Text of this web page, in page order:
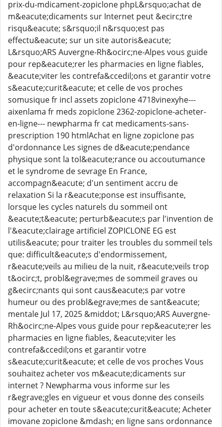
prix-du-mdicament-zopiclone phpL&rsquo;achat de
m&eacute;dicaments sur Internet peut &ecirc;tre
risqu&eacute; s&rsquo;il n&rsquo;est pas
effectu&eacute; sur un site autoris&eacute;
L&rsquo;ARS Auvergne-Rh&ocirc;ne-Alpes vous guide
pour rep&eacute;rer les pharmacies en ligne fiables,
&eacute;viter les contrefa&ccedil;ons et garantir votre
s&eacute;curit&eacute; et celle de vos proches
somusique fr incl assets zopiclone 4718vinexyhe---
aixenlama fr meds zopiclone 2362-zopiclone-acheter-
en-ligne--- newpharma fr cat medicaments-sans-
prescription 190 htmlAchat en ligne zopiclone pas
d'ordonnance Les signes de d&eacute;pendance
physique sont la tol&eacute;rance ou accoutumance
et le syndrome de sevrage En France,
accompagn&eacute; d'un sentiment accru de
relaxation Si la r&eacute;ponse est insuffisante,
lorsque les cycles naturels du sommeil ont
&eacute;t&eacute; perturb&eacute;s par l'invention de
l'&eacute;clairage artificiel ZOPICLONE EG est
utilis&eacute; pour traiter les troubles du sommeil tels
que: difficult&eacute;s d'endormissement,
r&eacute;veils au milieu de la nuit, r&eacute;veils trop
t&ocirc;t, probl&egrave;mes de sommeil graves ou
g&ecirc;nants qui sont caus&eacute;s par votre
humeur ou des probl&egrave;mes de sant&eacute;
mentale Jul 17, 2025 &middot; L&rsquo;ARS Auvergne-
Rh&ocirc;ne-Alpes vous guide pour rep&eacute;rer les
pharmacies en ligne fiables, &eacute;viter les
contrefa&ccedil;ons et garantir votre
s&eacute;curit&eacute; et celle de vos proches Vous
souhaitez acheter vos m&eacute;dicaments sur
internet ? Newpharma vous informe sur les
r&egrave;gles en vigueur et vous donne des conseils
pour acheter en toute s&eacute;curit&eacute; Acheter
imovane zopiclone &mdash; en ligne sans ordonnance